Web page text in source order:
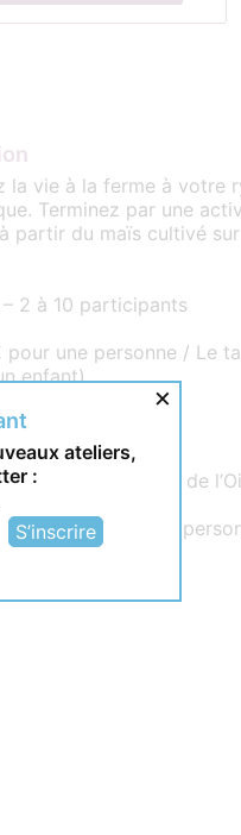
la vie à la ferme à votre
Terminez par une
partir du maïs cultivé
– 2 à 10 participants
pour une personne / Le
enfant)
pratiques
10 24 40 82
pédagogique de
: 30€ pour une
: 2h
ateliers,
:
×